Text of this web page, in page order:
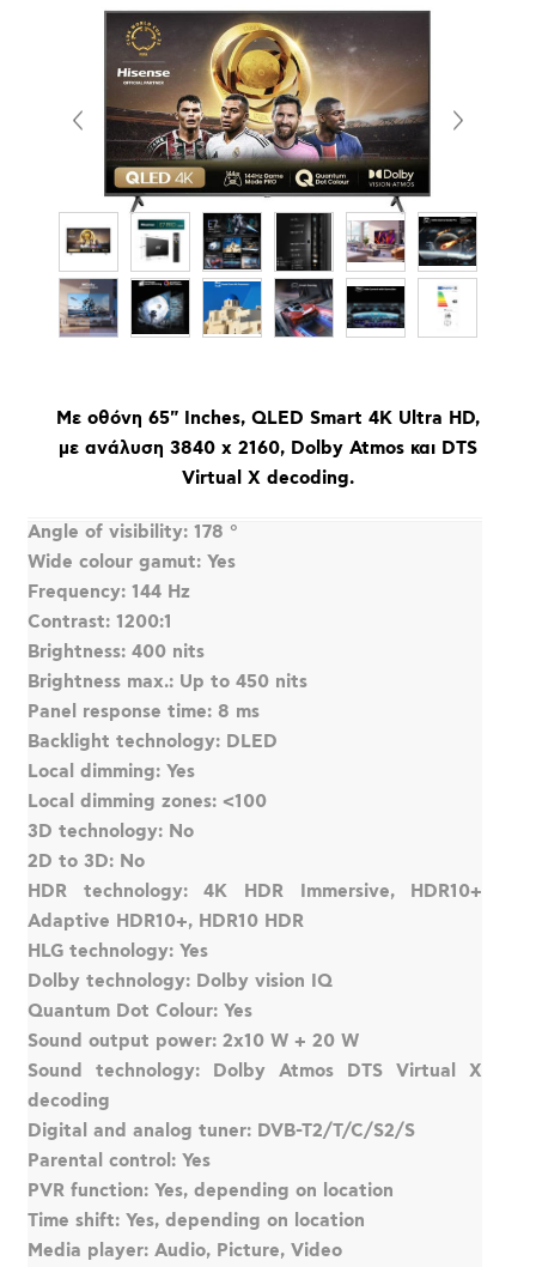
Με οθόνη 65" Inches, QLED Smart 4K Ultra HD,
με ανάλυση 3840 x 2160, Dolby Atmos και DTS
Virtual X decoding.
Angle of visibility: 178 °
Wide colour gamut: Yes
Frequency: 144 Hz
Contrast: 1200:1
Brightness: 400 nits
Brightness max.: Up to 450 nits
Panel response time: 8 ms
Backlight technology: DLED
Local dimming: Yes
Local dimming zones: <100
3D technology: No
2D to 3D: No
HDR technology: 4K HDR Immersive, HDR10+
Adaptive HDR10+, HDR10 HDR
HLG technology: Yes
Dolby technology: Dolby vision IQ
Quantum Dot Colour: Yes
Sound output power: 2x10 W + 20 W
Sound technology: Dolby Atmos DTS Virtual X
decoding
Digital and analog tuner: DVB-T2/T/C/S2/S
Parental control: Yes
PVR function: Yes, depending on location
Time shift: Yes, depending on location
Media player: Audio, Picture, Video